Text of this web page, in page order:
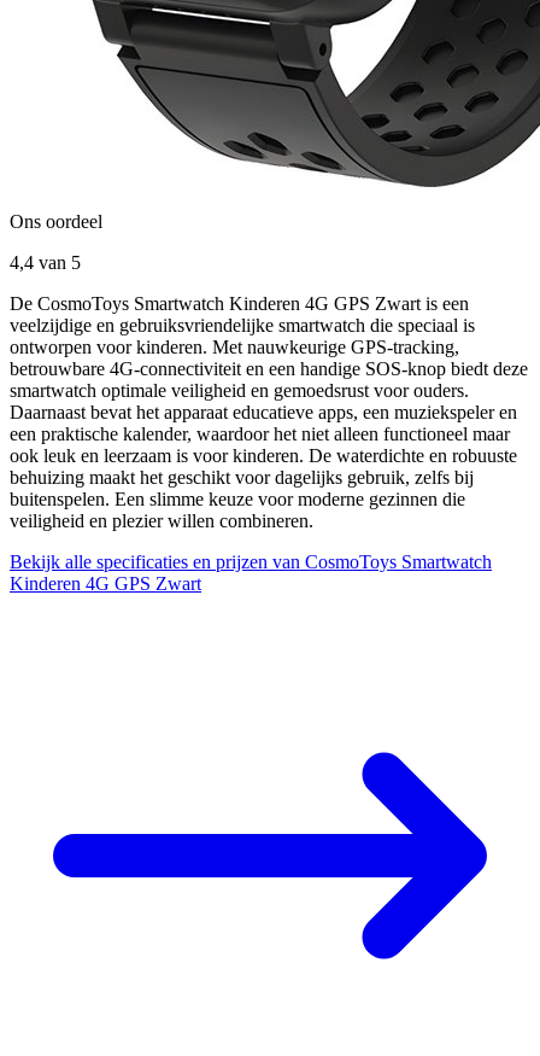
Ons oordeel
4,4 van 5
De CosmoToys Smartwatch Kinderen 4G GPS Zwart is een
veelzijdige en gebruiksvriendelijke smartwatch die speciaal is
ontworpen voor kinderen. Met nauwkeurige GPS-tracking,
betrouwbare 4G-connectiviteit en een handige SOS-knop biedt deze
smartwatch optimale veiligheid en gemoedsrust voor ouders.
Daarnaast bevat het apparaat educatieve apps, een muziekspeler en
een praktische kalender, waardoor het niet alleen functioneel maar
ook leuk en leerzaam is voor kinderen. De waterdichte en robuuste
behuizing maakt het geschikt voor dagelijks gebruik, zelfs bij
buitenspelen. Een slimme keuze voor moderne gezinnen die
veiligheid en plezier willen combineren.
Bekijk alle specificaties en prijzen van CosmoToys Smartwatch
Kinderen 4G GPS Zwart